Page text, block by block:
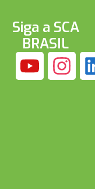
Siga a SCA
BRASIL